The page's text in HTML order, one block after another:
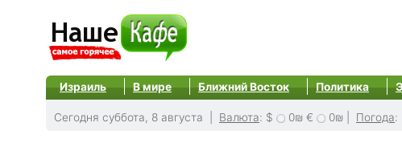
Израиль В мире Ближний Восток Политика
Сегодня суббота, 8 августа | Валюта: $ 0₪ € 0₪ Погода: